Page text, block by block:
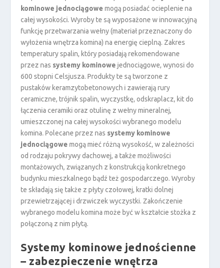
kominowe jednociągowe mogą posiadać ocieplenie na
całej wysokości. Wyroby te są wyposażone w innowacyjną
funkcję przetwarzania wełny (materiał przeznaczony do
wyłożenia wnętrza komina) na energię cieplną. Zakres
temperatury spalin, który posiadają rekomendowane
przez nas systemy kominowe jednociągowe, wynosi do
600 stopni Celsjusza. Produkty te są tworzone z
pustaków keramzytobetonowych i zawierają rury
ceramiczne, trójnik spalin, wyczystkę, odskraplacz, kit do
łączenia ceramiki oraz otulinę z wełny mineralnej,
umieszczonej na całej wysokości wybranego modelu
komina. Polecane przez nas systemy kominowe
jednociągowe mogą mieć różną wysokość, w zależności
od rodzaju pokrywy dachowej, a także możliwości
montażowych, związanych z konstrukcją konkretnego
budynku mieszkalnego bądź też gospodarczego. Wyroby
te składają się także z płyty czołowej, kratki dolnej
przewietrzającej i drzwiczek wyczystki. Zakończenie
wybranego modelu komina może być w kształcie stożka z
połączoną z nim płytą.
Systemy kominowe jednościenne
– zabezpieczenie wnętrza